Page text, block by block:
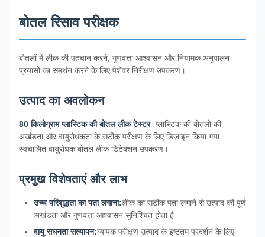
बोतल रिसाव परीक्षक
बोतलों में लीक की पहचान करने, गुणवत्ता आश्वासन और नियामक अनुपालन
प्रयासों का समर्थन करने के लिए पेशेवर निरीक्षण उपकरण।
उत्पाद का अवलोकन
80 किलोग्राम प्लास्टिक की बोतल लीक टेस्टर- प्लास्टिक की बोतलों की
अखंडता और वायुरोधकता के सटीक परीक्षण के लिए डिज़ाइन किया गया
स्वचालित वायुरोधक बोतल लीक डिटेक्शन उपकरण।
प्रमुख विशेषताएं और लाभ
उच्च परिशुद्धता का पता लगाना:लीक का सटीक पता लगाने से उत्पाद की पूर्ण
अखंडता और गुणवत्ता आश्वासन सुनिश्चित होता है
वायु सघनता सत्यापन:व्यापक परीक्षण उत्पाद के इष्टतम प्रदर्शन के लिए